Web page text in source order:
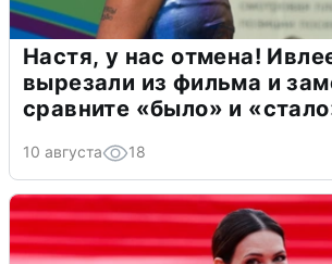
Настя, у нас отмена!
вырезали из фильма и
сравните «было» и
10 августа 18